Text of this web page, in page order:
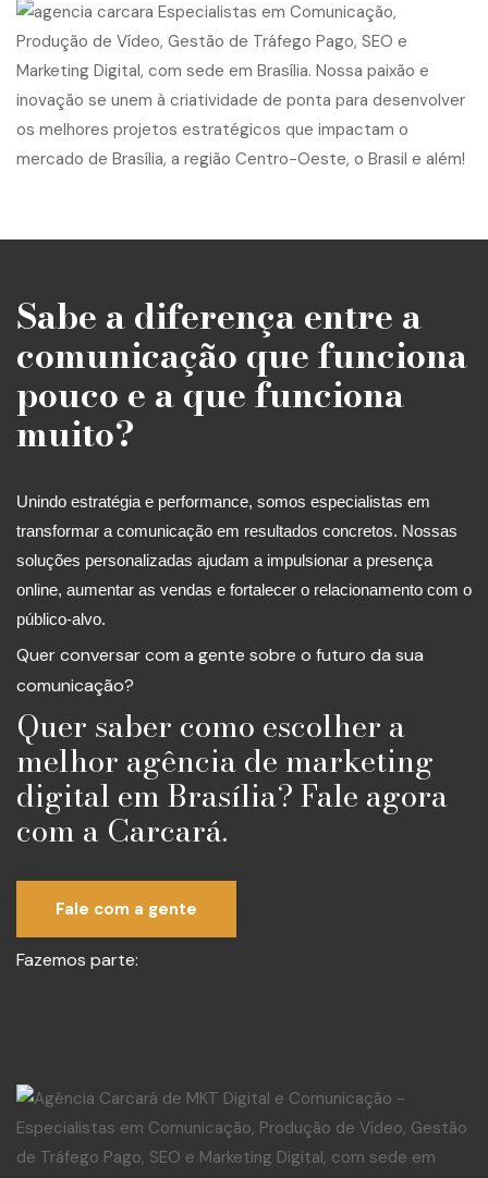
Sabe a diferença entre a
comunicação que funciona
pouco e a que funciona
muito?
Unindo estratégia e performance, somos especialistas em
transformar a comunicação em resultados concretos. Nossas
soluções personalizadas ajudam a impulsionar a presença
online, aumentar as vendas e fortalecer o relacionamento com o
público-alvo.
Quer conversar com a gente sobre o futuro da sua
comunicação?
Quer saber como escolher a
melhor agência de marketing
digital em Brasília? Fale agora
com a Carcará.
Fale com a gente
Fazemos parte: